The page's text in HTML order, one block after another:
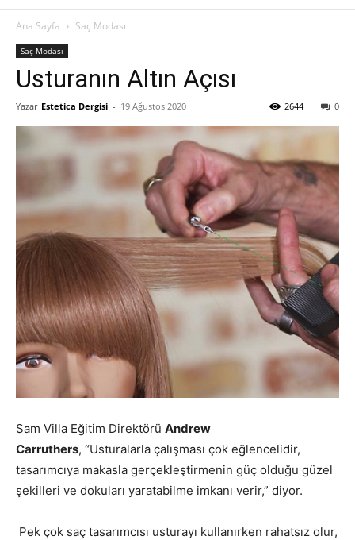
Ana Sayfa Saç Modası
Saç Modası
Usturanın Altın Açısı
Yazar Estetica Dergisi - 19 Ağustos 2020 0
2644
Sam Villa Eğitim Direktörü Andrew
Carruthers, “Usturalarla çalışması çok eğlencelidir,
tasarımcıya makasla gerçekleştirmenin güç olduğu güzel
şekilleri ve dokuları yaratabilme imkanı verir,” diyor.
Pek çok saç tasarımcısı usturayı kullanırken rahatsız olur,